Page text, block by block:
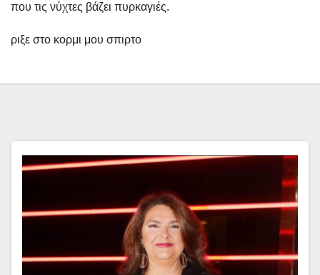
που τις νύχτες βάζει πυρκαγιές.
ριξε στο κορμι μου σπιρτο